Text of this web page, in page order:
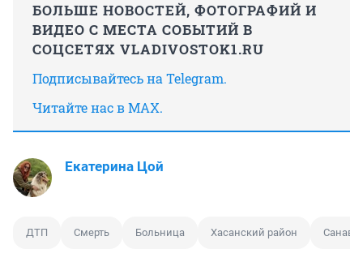
БОЛЬШЕ НОВОСТЕЙ, ФОТОГРАФИЙ И
ВИДЕО С МЕСТА СОБЫТИЙ В
СОЦСЕТЯХ VLADIVOSTOK1.RU
Подписывайтесь на Telegram.
Читайте нас в MAX.
Екатерина Цой
ДТП Смерть Больница Хасанский район